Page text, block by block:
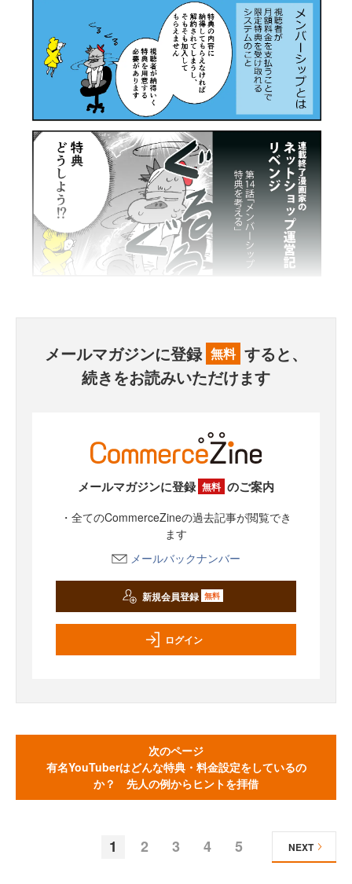
メールマガジンに登録 無料 すると、
続きをお読みいただけます
メールマガジンに登録 無料 のご案内
・全てのCommerceZineの過去記事が閲覧でき
ます
メールバックナンバー
新規会員登録 無料
ログイン
次のページ
有名YouTuberはどんな特典・料金設定をしているの
か？ 先人の例からヒントを拝借
1 2 3 4 5 NEXT